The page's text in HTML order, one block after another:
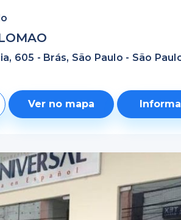
605 - Brás, São Paulo - São
Ver no mapa